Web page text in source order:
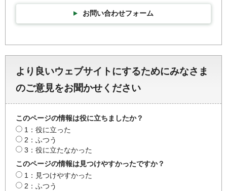
お問い合わせフォーム
より良いウェブサイトにするためにみなさま
のご意見をお聞かせください
このページの情報は役に立ちましたか？
1：役に立った
2：ふつう
3：役に立たなかった
このページの情報は見つけやすかったですか？
1：見つけやすかった
2：ふつう